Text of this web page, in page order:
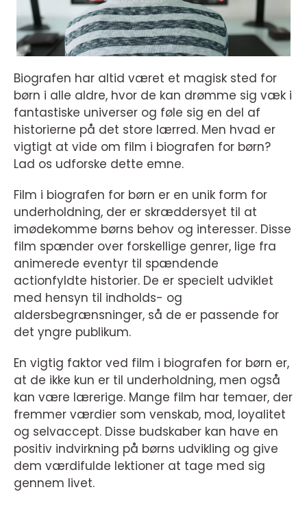
Biografen har altid været et magisk sted for
børn i alle aldre, hvor de kan drømme sig væk i
fantastiske universer og føle sig en del af
historierne på det store lærred. Men hvad er
vigtigt at vide om film i biografen for børn?
Lad os udforske dette emne.
Film i biografen for børn er en unik form for
underholdning, der er skræddersyet til at
imødekomme børns behov og interesser. Disse
film spænder over forskellige genrer, lige fra
animerede eventyr til spændende
actionfyldte historier. De er specielt udviklet
med hensyn til indholds- og
aldersbegrænsninger, så de er passende for
det yngre publikum.
En vigtig faktor ved film i biografen for børn er,
at de ikke kun er til underholdning, men også
kan være lærerige. Mange film har temaer, der
fremmer værdier som venskab, mod, loyalitet
og selvaccept. Disse budskaber kan have en
positiv indvirkning på børns udvikling og give
dem værdifulde lektioner at tage med sig
gennem livet.